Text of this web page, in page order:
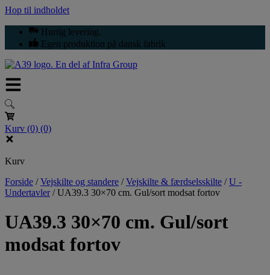
Hop til indholdet
Hurtig levering.
Egen produktion på dansk fabrik
Kurv (0) (0)
Kurv
Forside /Vejskilte og standere /Vejskilte & færdselsskilte /U -
Undertavler /UA39.3 30×70 cm. Gul/sort modsat fortov
UA39.3 30×70 cm. Gul/sort
modsat fortov